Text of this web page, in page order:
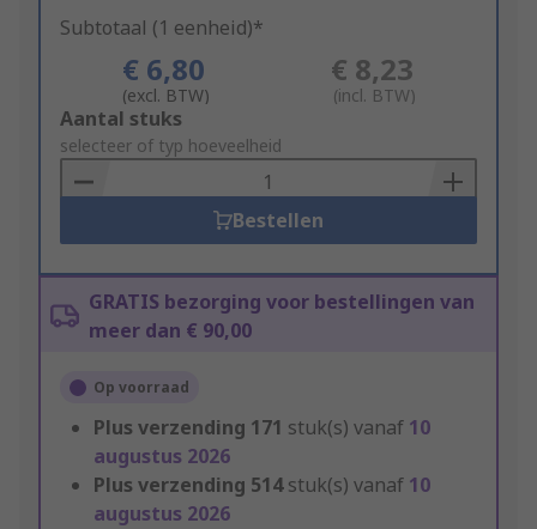
Subtotaal (1 eenheid)*
€ 6,80
(excl. BTW)
€ 8,23
(incl. BTW)
Add
to
Basket
Aantal stuks
selecteer of typ hoeveelheid
Bestellen
GRATIS bezorging voor bestellingen van
meer dan € 90,00
Op voorraad
Plus verzending 171 stuk(s) vanaf 10
augustus 2026
Plus verzending 514stuk(s) vanaf 10
augustus 2026